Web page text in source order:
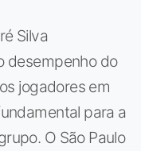
Silva
desempenho do
jogadores em
para a
O São Paulo